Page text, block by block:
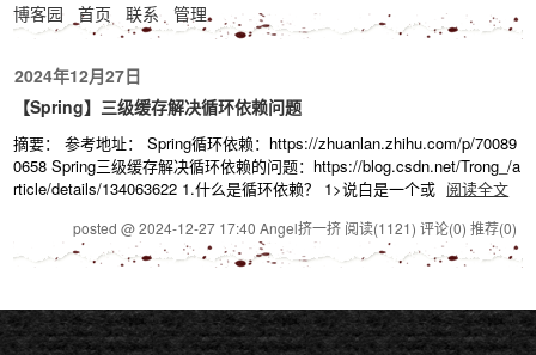
博客园 首页 联系 管理
2024年12月27日
【Spring】三级缓存解决循环依赖问题
摘要： 参考地址： Spring循环依赖：https://zhuanlan.zhihu.com/p/70089
0658 Spring三级缓存解决循环依赖的问题：https://blog.csdn.net/Trong_/a
rticle/details/134063622 1.什么是循环依赖？ 1>说白是一个或 阅读全文
posted @ 2024-12-27 17:40 Angel挤一挤 阅读(1121) 评论(0) 推荐(0)